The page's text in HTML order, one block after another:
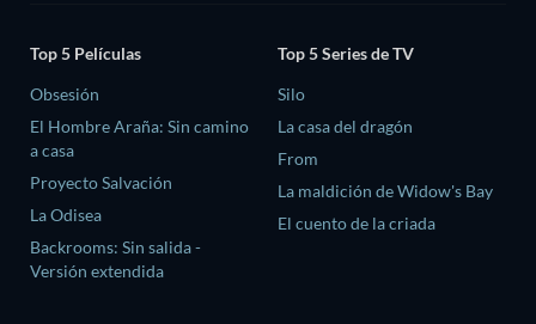
Top 5 Películas
Obsesión
El Hombre Araña: Sin camino
a casa
Proyecto Salvación
La Odisea
Backrooms: Sin salida -
Versión extendida
Top 5 Series de TV
Silo
La casa del dragón
From
La maldición de Widow's Bay
El cuento de la criada